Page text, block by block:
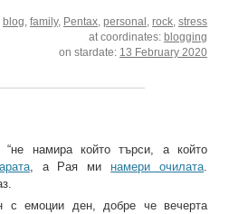
blog family, Pentax personal rock stress
at coordinates: blogging
on stardate: 13 February 2020
“не намира който търси, а който
, а Рая ми намери очилата.
с емоции ден, добре че вечерта